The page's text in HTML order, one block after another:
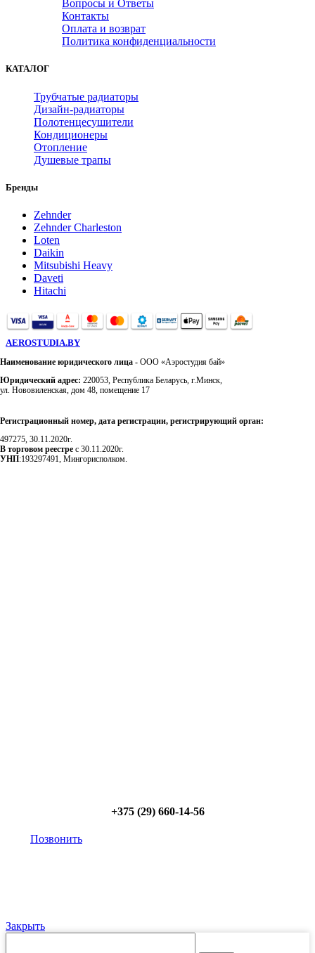
Вопросы и Ответы
Контакты
Оплата и возврат
Политика конфиденциальности
КАТАЛОГ
Трубчатые радиаторы
Дизайн-радиаторы
Полотенцесушители
Кондиционеры
Отопление
Душевые трапы
Бренды
Zehnder
Zehnder Charleston
Loten
Daikin
Mitsubishi Heavy
Daveti
Hitachi
AEROSTUDIA.BY
Наименование юридического лица - ООО «Аэростудия бай»
Юридический адрес: 220053, Республика Беларусь, г.Минск,
ул. Нововиленская, дом 48, помещение 17
Регистрационный номер, дата регистрации, регистрирующий орган:
497275, 30.11.2020г.
В торговом реестре с 30.11.2020г.
УНП:193297491, Мингорисполком.
+375 (29) 660-14-56
Позвонить
Закрыть